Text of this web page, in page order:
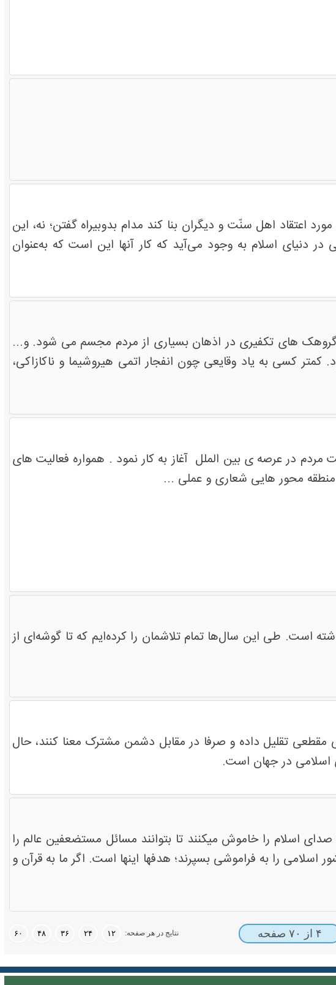
اعتقاد اهل سنّت و دیگران بنا کند مدام بدوبیراه گفتن؛ نه، این
در دنیای اسلام به وجود می‌آید که کار آنها این است که به‌عنوان
های تکفیری در اذهان بسیاری از مردم مجسم می شود. و...
کسی به یاد وقایعی چون انفجار اتمی هیروشیما و ناکازاکی،
مردم در عرصه ی بین الملل آغاز به کار نمود . همواره فعالیت های
محور هایی شعاری و عملی ...
است. طی این سال‌ها تمام تلاشمان را کرده‌ایم که تا گوشه‌ای از
تقلیل داده و صرفا در مقابل دشمن مشترک معنا کنند، حال
اسلامی در جهان است.
اسلام را خاموش میکنند تا بتوانند مسائل مستضعفین عالم را
را به فراموشی بسپرند؛ هدفها اینها است. اگر ما به قرآن و
۴ از ۷۰ صفحه نتایج در هر صفحه: ۱۲ ۲۴ ۳۶ ۴۸ ۶۰